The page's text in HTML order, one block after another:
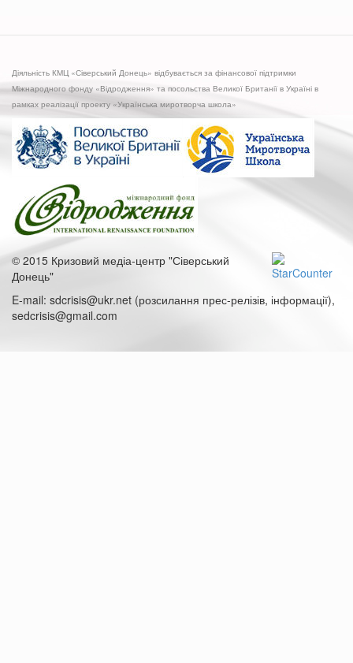
Діяльність КМЦ «Сіверський Донець» відбувається за фінансової підтримки
Міжнародного фонду «Відродження» та посольства Великої Британії в Україні в
рамках реалізації проекту «Українська миротворча школа»
© 2015 Кризовий медіа-центр "Сіверський
Донець"
E-mail: sdcrisis@ukr.net (розсилання прес-релізів, інформації),
sedcrisis@gmail.com